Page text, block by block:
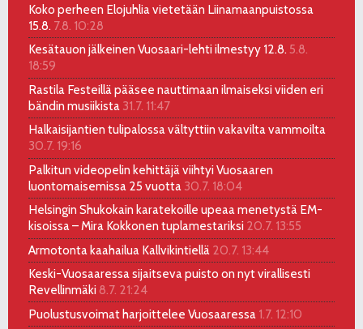
Koko perheen Elojuhlia vietetään Liinamaanpuistossa
15.8. 7.8. 10:28
Kesätauon jälkeinen Vuosaari-lehti ilmestyy 12.8. 5.8.
18:59
Rastila Festeillä pääsee nauttimaan ilmaiseksi viiden eri
bändin musiikista 31.7. 11:47
Halkaisijantien tulipalossa vältyttiin vakavilta vammoilta
30.7. 19:16
Palkitun videopelin kehittäjä viihtyi Vuosaaren
luontomaisemissa 25 vuotta 30.7. 18:04
Helsingin Shukokain karatekoille upeaa menetystä EM-
kisoissa – Mira Kokkonen tuplamestariksi 20.7. 13:55
Armotonta kaahailua Kallvikintiellä 20.7. 13:44
Keski-Vuosaaressa sijaitseva puisto on nyt virallisesti
Revellinmäki 8.7. 21:24
Puolustusvoimat harjoittelee Vuosaaressa 1.7. 12:10